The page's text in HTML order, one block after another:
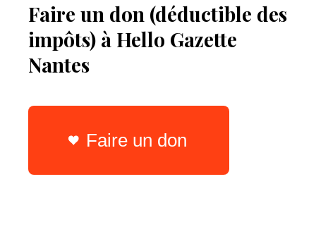
Faire un don (déductible des
impôts) à Hello Gazette
Nantes
Faire un don